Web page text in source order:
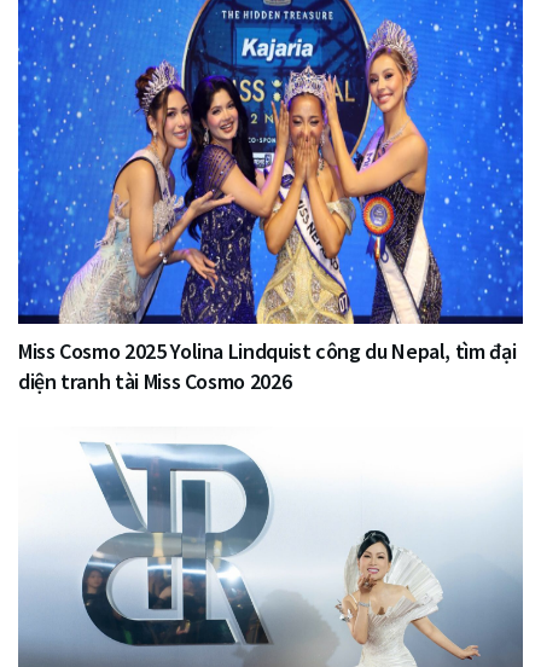
Miss Cosmo 2025 Yolina Lindquist công du Nepal, tìm đại
diện tranh tài Miss Cosmo 2026